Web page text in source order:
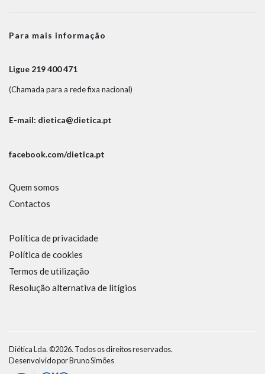
Para mais informação
Ligue 219 400 471
(Chamada para a rede fixa nacional)
E-mail: dietica@dietica.pt
facebook.com/dietica.pt
Quem somos
Contactos
Política de privacidade
Política de cookies
Termos de utilização
Resolução alternativa de litígios
Diética Lda. ©2026. Todos os direitos reservados.
Desenvolvido porBruno Simões